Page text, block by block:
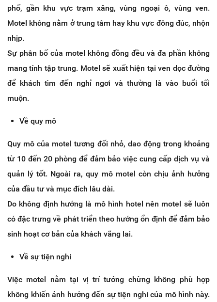
phố, gần khu vực trạm xăng, vùng ngoại ô, vùng ven.
Motel không nằm ở trung tâm hay khu vực đông đúc, nhộn
nhịp.
Sự phân bố của motel không đồng đều và đa phần không
mang tính tập trung. Motel sẽ xuất hiện tại ven dọc đường
để khách tìm đến nghỉ ngơi và thường là vào buổi tối
muộn.
Về quy mô
Quy mô của motel tương đối nhỏ, dao động trong khoảng
từ 10 đến 20 phòng để đảm bảo việc cung cấp dịch vụ và
quản lý tốt. Ngoài ra, quy mô motel còn chịu ảnh hưởng
của đầu tư và mục đích lâu dài.
Do không định hướng là mô hình hotel nên motel sẽ luôn
có đặc trưng về phát triển theo hướng ổn định để đảm bảo
sinh hoạt cơ bản của khách vãng lai.
Về sự tiện nghi
Việc motel nằm tại vị trí tưởng chừng không phù hợp
không khiến ảnh hưởng đến sự tiện nghi của mô hình này.